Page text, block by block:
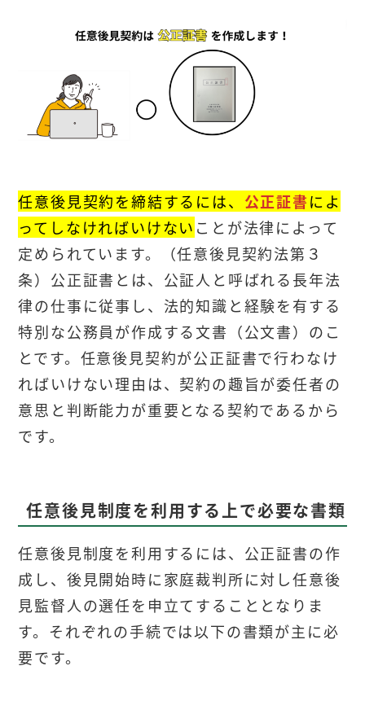
任意後見契約を締結するには、 公正証書によ
ってしなければいけない ことが法律によって
定められています。（任意後見契約法第３
条）公正証書とは、公証人と呼ばれる長年法
律の仕事に従事し、法的知識と経験を有する
特別な公務員が作成する文書（公文書）のこ
とです。任意後見契約が公正証書で行わなけ
ればいけない理由は、契約の趣旨が委任者の
意思と判断能力が重要となる契約であるから
です。
任意後見制度を利用する上で必要な書類
任意後見制度を利用するには、公正証書の作
成し、後見開始時に家庭裁判所に対し任意後
見監督人の選任を申立てすることとなりま
す。それぞれの手続では以下の書類が主に必
要です。